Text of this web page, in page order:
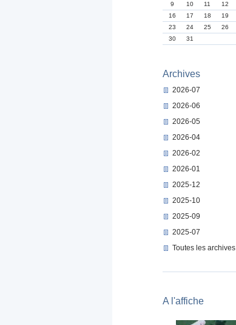
9
10 11 12
16
17 18 19
23
24 25 26
30
31
Archives
2026-07
2026-06
2026-05
2026-04
2026-02
2026-01
2025-12
2025-10
2025-09
2025-07
Toutes les archives
A l'affiche